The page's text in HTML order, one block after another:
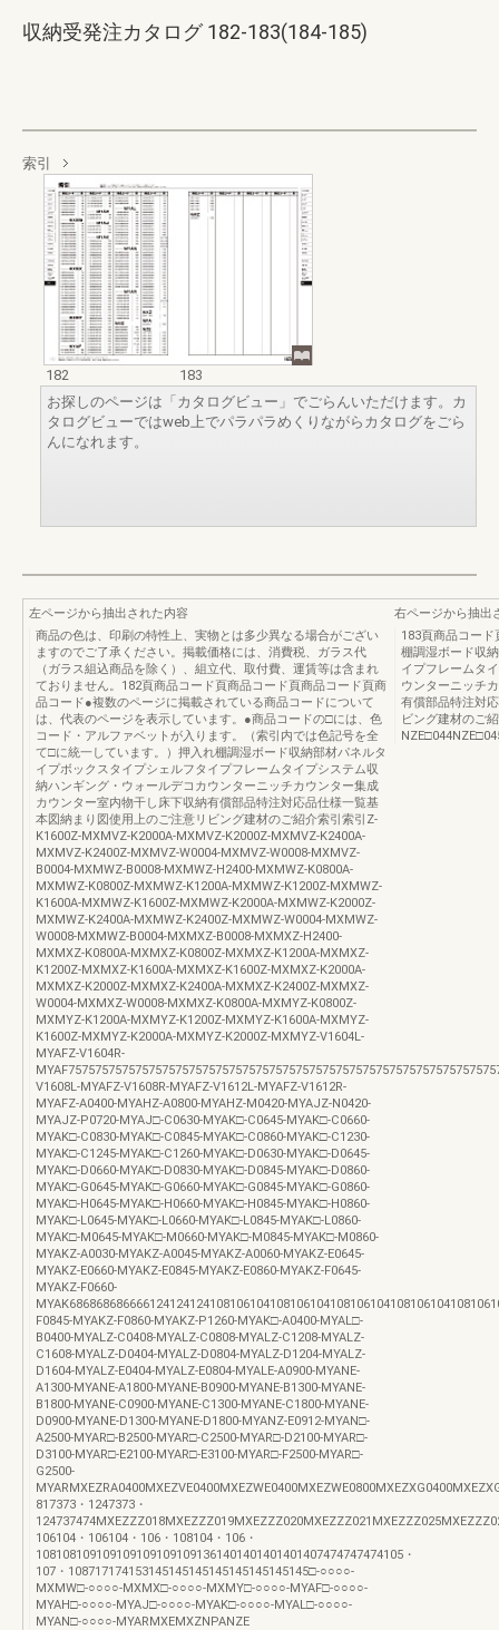
収納受発注カタログ 182-183(184-185)
索引
182
183
お探しのページは「カタログビュー」でごらんいただけます。カ
タログビューではweb上でパラパラめくりながらカタログをごら
んになれます。
左ページから抽出された内容
商品の色は、印刷の特性上、実物とは多少異なる場合がござい
ますのでご了承ください。掲載価格には、消費税、ガラス代
（ガラス組込商品を除く）、組立代、取付費、運賃等は含まれ
ておりません。182頁商品コード頁商品コード頁商品コード頁商
品コード●複数のページに掲載されている商品コードについて
は、代表のページを表示しています。●商品コードの□には、色
コード・アルファベットが入ります。（索引内では色記号を全
て□に統一しています。）押入れ棚調湿ボード収納部材パネルタ
イプボックスタイプシェルフタイプフレームタイプシステム収
納ハンギング・ウォールデコカウンターニッチカウンター集成
カウンター室内物干し床下収納有償部品特注対応品仕様一覧基
本図納まり図使用上のご注意リビング建材のご紹介索引索引Z-
K1600Z-MXMVZ-K2000A-MXMVZ-K2000Z-MXMVZ-K2400A-
MXMVZ-K2400Z-MXMVZ-W0004-MXMVZ-W0008-MXMVZ-
B0004-MXMWZ-B0008-MXMWZ-H2400-MXMWZ-K0800A-
MXMWZ-K0800Z-MXMWZ-K1200A-MXMWZ-K1200Z-MXMWZ-
K1600A-MXMWZ-K1600Z-MXMWZ-K2000A-MXMWZ-K2000Z-
MXMWZ-K2400A-MXMWZ-K2400Z-MXMWZ-W0004-MXMWZ-
W0008-MXMWZ-B0004-MXMXZ-B0008-MXMXZ-H2400-
MXMXZ-K0800A-MXMXZ-K0800Z-MXMXZ-K1200A-MXMXZ-
K1200Z-MXMXZ-K1600A-MXMXZ-K1600Z-MXMXZ-K2000A-
MXMXZ-K2000Z-MXMXZ-K2400A-MXMXZ-K2400Z-MXMXZ-
W0004-MXMXZ-W0008-MXMXZ-K0800A-MXMYZ-K0800Z-
MXMYZ-K1200A-MXMYZ-K1200Z-MXMYZ-K1600A-MXMYZ-
K1600Z-MXMYZ-K2000A-MXMYZ-K2000Z-MXMYZ-V1604L-
MYAFZ-V1604R-
V1608L-MYAFZ-V1608R-MYAFZ-V1612L-MYAFZ-V1612R-
MYAFZ-A0400-MYAHZ-A0800-MYAHZ-M0420-MYAJZ-N0420-
MYAJZ-P0720-MYAJ□-C0630-MYAK□-C0645-MYAK□-C0660-
MYAK□-C0830-MYAK□-C0845-MYAK□-C0860-MYAK□-C1230-
MYAK□-C1245-MYAK□-C1260-MYAK□-D0630-MYAK□-D0645-
MYAK□-D0660-MYAK□-D0830-MYAK□-D0845-MYAK□-D0860-
MYAK□-G0645-MYAK□-G0660-MYAK□-G0845-MYAK□-G0860-
MYAK□-H0645-MYAK□-H0660-MYAK□-H0845-MYAK□-H0860-
MYAK□-L0645-MYAK□-L0660-MYAK□-L0845-MYAK□-L0860-
MYAK□-M0645-MYAK□-M0660-MYAK□-M0845-MYAK□-M0860-
MYAKZ-A0030-MYAKZ-A0045-MYAKZ-A0060-MYAKZ-E0645-
MYAKZ-E0660-MYAKZ-E0845-MYAKZ-E0860-MYAKZ-F0645-
MYAKZ-F0660-
F0845-MYAKZ-F0860-MYAKZ-P1260-MYAK□-A0400-MYAL□-
B0400-MYALZ-C0408-MYALZ-C0808-MYALZ-C1208-MYALZ-
C1608-MYALZ-D0404-MYALZ-D0804-MYALZ-D1204-MYALZ-
D1604-MYALZ-E0404-MYALZ-E0804-MYALE-A0900-MYANE-
A1300-MYANE-A1800-MYANE-B0900-MYANE-B1300-MYANE-
B1800-MYANE-C0900-MYANE-C1300-MYANE-C1800-MYANE-
D0900-MYANE-D1300-MYANE-D1800-MYANZ-E0912-MYAN□-
A2500-MYAR□-B2500-MYAR□-C2500-MYAR□-D2100-MYAR□-
D3100-MYAR□-E2100-MYAR□-E3100-MYAR□-F2500-MYAR□-
G2500-
817373・1247373・
106104・106104・106・108104・106・
1081081091091091091091091361401401401401407474747474105・
107・108717174153145145145145145145145145□-○○○○-
MXMW□-○○○○-MXMX□-○○○○-MXMY□-○○○○-MYAF□-○○○○-
MYAH□-○○○○-MYAJ□-○○○○-MYAK□-○○○○-MYAL□-○○○○-
MYAN□-○○○○-MYARMXEMXZNPANZE
右ページから抽出
183頁商品コー
棚調湿ボード収
イプフレームタ
ウンターニッチ
有償部品特注対
ビング建材のご